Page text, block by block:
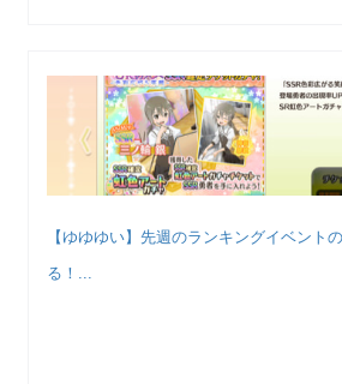
【ゆゆゆい】先週のランキングイベント
る！...